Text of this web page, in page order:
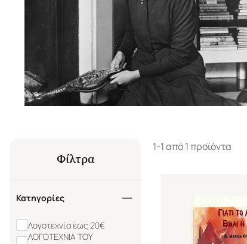
Φίλτρα
Κατηγορίες
Λογοτεχνία έως 20€
ΛΟΓΟΤΕΧΝΙΑ ΤΟΥ
1-1 από 1 προϊόντα